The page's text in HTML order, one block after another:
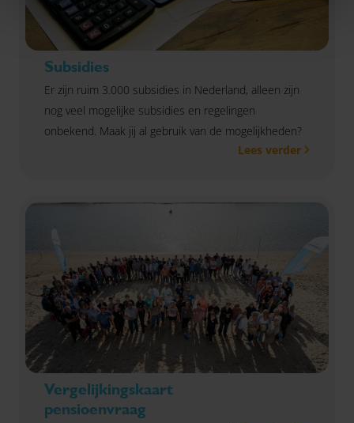
Subsidies
Er zijn ruim 3.000 subsidies in Nederland, alleen zijn
nog veel mogelijke subsidies en regelingen
onbekend. Maak jij al gebruik van de mogelijkheden?
Lees verder
Vergelijkingskaart
pensioenvraag